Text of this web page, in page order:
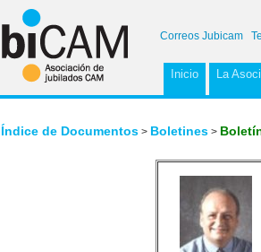
Correos Jubicam
Inicio La
Índice de Documentos > Boletines >